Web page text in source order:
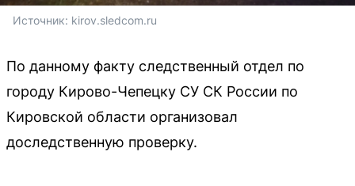
Источник: kirov.sledcom.ru
По данному факту следственный отдел по
городу Кирово-Чепецку СУ СК России по
Кировской области организовал
доследственную проверку.